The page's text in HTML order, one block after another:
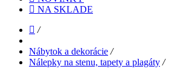
NA SKLADE
/
Nábytok a dekorácie /
Nálepky na stenu, tapety a plagáty /